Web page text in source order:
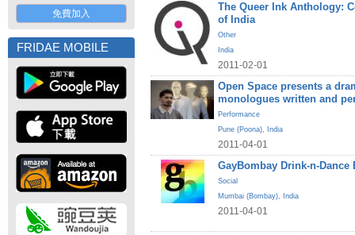
免費加入
FRIDAE MOBILE
The Queer Ink Anthology:
of India
Other
India
2011-02-01
Open Space presents a
monologues written and
Performance
Pune (Poona), India
2011-04-01
GayBombay Drink-n-Dance
Social
Mumbai (Bombay), India
2011-04-01